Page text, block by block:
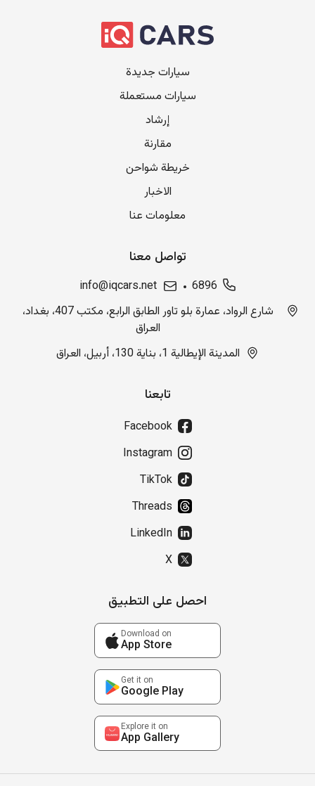
سيارات جديدة
سيارات مستعملة
إرشاد
مقارنة
خريطة شواحن
الاخبار
معلومات عنا
تواصل معنا
6896
info@iqcars.net
شارع الرواد، عمارة بلو تاور الطابق الرابع، مكتب 407، بغداد،
العراق
المدينة الإيطالية 1، بناية 130، أربيل، العراق
تابعنا
Facebook
Instagram
TikTok
Threads
LinkedIn
X
احصل على التطبيق
Download on
App Store
Get it on
Google Play
Explore it on
App Gallery